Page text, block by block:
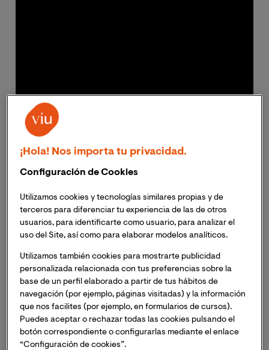
Video Grupo de investigación VIU VioyGen
conocimiento es una de las misiones esenciales de la
Universidad Internacional de Valencia. Un propósito en
el que juegan un papel fundamental los grupos de
investigación de la Universidad. Estos grupos,
integrados por docentes de todas las facultades de VIU,
ejercen su labor investigadora en todas las áreas de
conocimiento, generando contribuciones concretas
¡Hola! Nos importa tu privacidad.
Configuración de Cookies
Utilizamos cookies y tecnologías similares propias y de
terceros para diferenciar tu experiencia de las de otros
usuarios, para identificarte como usuario, para analizar el
uso del Site, así como para elaborar modelos analíticos.
Utilizamos también cookies para mostrarte publicidad
personalizada relacionada con tus preferencias sobre la
base de un perfil elaborado a partir de tus hábitos de
navegación (por ejemplo, páginas visitadas) y la información
que nos facilites (por ejemplo, en formularios de cursos).
Puedes aceptar o rechazar todas las cookies pulsando el
botón correspondiente o configurarlas mediante el enlace
“Configuración de cookies”.